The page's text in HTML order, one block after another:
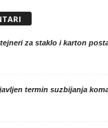
za staklo i karton
termin suzbijanja